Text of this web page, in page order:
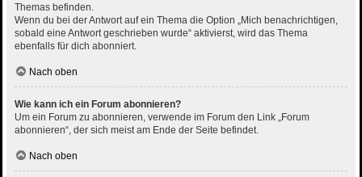
Themas befinden.
Wenn du bei der Antwort auf ein Thema die Option „Mich benachrichtigen,
sobald eine Antwort geschrieben wurde“ aktivierst, wird das Thema
ebenfalls für dich abonniert.
Nach oben
Wie kann ich ein Forum abonnieren?
Um ein Forum zu abonnieren, verwende im Forum den Link „Forum
abonnieren“, der sich meist am Ende der Seite befindet.
Nach oben